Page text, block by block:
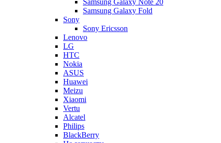
Samsung Galaxy Note 20
Samsung Galaxy Fold
Sony
Sony Ericsson
Lenovo
LG
HTC
Nokia
ASUS
Huawei
Meizu
Xiaomi
Vertu
Alcatel
Philips
BlackBerry